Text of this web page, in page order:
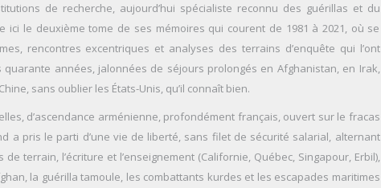
de recherche, aujourd’hui spécialiste reconnu des guérillas et du
ici le deuxième tome de ses mémoires qui courent de 1981 à 2021, où se
rencontres excentriques et analyses des terrains d’enquête qui l’ont
quarante années, jalonnées de séjours prolongés en Afghanistan, en Irak,
sans oublier les États-Unis, qu’il connaît bien.
d’ascendance arménienne, profondément français, ouvert sur le fracas
a pris le parti d’une vie de liberté, sans filet de sécurité salarial, alternant
terrain, l’écriture et l’enseignement (Californie, Québec, Singapour, Erbil),
la guérilla tamoule, les combattants kurdes et les escapades maritimes